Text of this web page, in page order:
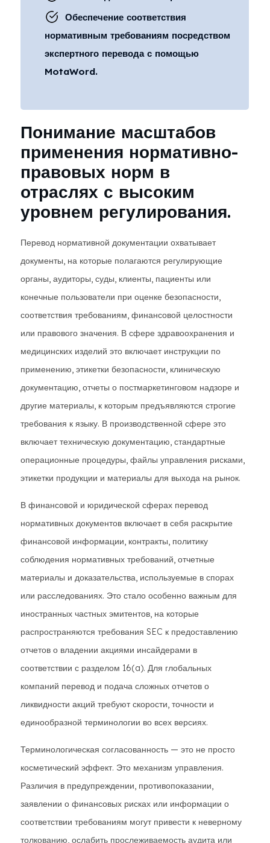
Обеспечение соответствия
нормативным требованиям посредством
экспертного перевода с помощью
MotaWord.
Понимание масштабов
применения нормативно-
правовых норм в
отраслях с высоким
уровнем регулирования.
Перевод нормативной документации охватывает
документы, на которые полагаются регулирующие
органы, аудиторы, суды, клиенты, пациенты или
конечные пользователи при оценке безопасности,
соответствия требованиям, финансовой целостности
или правового значения. В сфере здравоохранения и
медицинских изделий это включает инструкции по
применению, этикетки безопасности, клиническую
документацию, отчеты о постмаркетинговом надзоре и
другие материалы, к которым предъявляются строгие
требования к языку. В производственной сфере это
включает техническую документацию, стандартные
операционные процедуры, файлы управления рисками,
этикетки продукции и материалы для выхода на рынок.
В финансовой и юридической сферах перевод
нормативных документов включает в себя раскрытие
финансовой информации, контракты, политику
соблюдения нормативных требований, отчетные
материалы и доказательства, используемые в спорах
или расследованиях. Это стало особенно важным для
иностранных частных эмитентов, на которые
распространяются требования SEC к предоставлению
отчетов о владении акциями инсайдерами в
соответствии с разделом 16(a). Для глобальных
компаний перевод и подача сложных отчетов о
ликвидности акций требуют скорости, точности и
единообразной терминологии во всех версиях.
Терминологическая согласованность — это не просто
косметический эффект. Это механизм управления.
Различия в предупреждении, противопоказании,
заявлении о финансовых рисках или информации о
соответствии требованиям могут привести к неверному
толкованию, ослабить прослеживаемость аудита или